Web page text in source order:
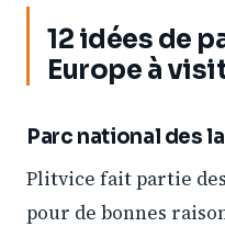
12 idées de
Europe à
Parc national des
Plitvice fait partie
pour de bonnes